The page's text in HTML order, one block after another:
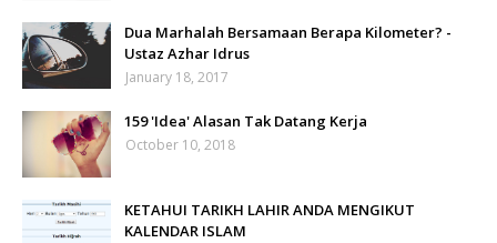
Dua Marhalah Bersamaan Berapa Kilometer? -
Ustaz Azhar Idrus
January 18, 2017
159 'Idea' Alasan Tak Datang Kerja
October 10, 2018
KETAHUI TARIKH LAHIR ANDA MENGIKUT
KALENDAR ISLAM